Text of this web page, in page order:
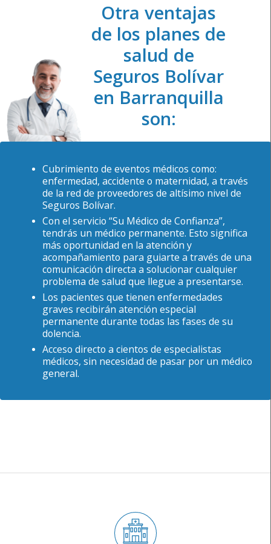
Otra ventajas
de los planes de
salud de
Seguros Bolívar
en Barranquilla
son:
Cubrimiento de eventos médicos como:
enfermedad, accidente o maternidad, a través
de la red de proveedores de altísimo nivel de
Seguros Bolívar.
Con el servicio “Su Médico de Confianza”,
tendrás un médico permanente. Esto significa
más oportunidad en la atención y
acompañamiento para guiarte a través de una
comunicación directa a solucionar cualquier
problema de salud que llegue a presentarse.
Los pacientes que tienen enfermedades
graves recibirán atención especial
permanente durante todas las fases de su
dolencia.
Acceso directo a cientos de especialistas
médicos, sin necesidad de pasar por un médico
general.